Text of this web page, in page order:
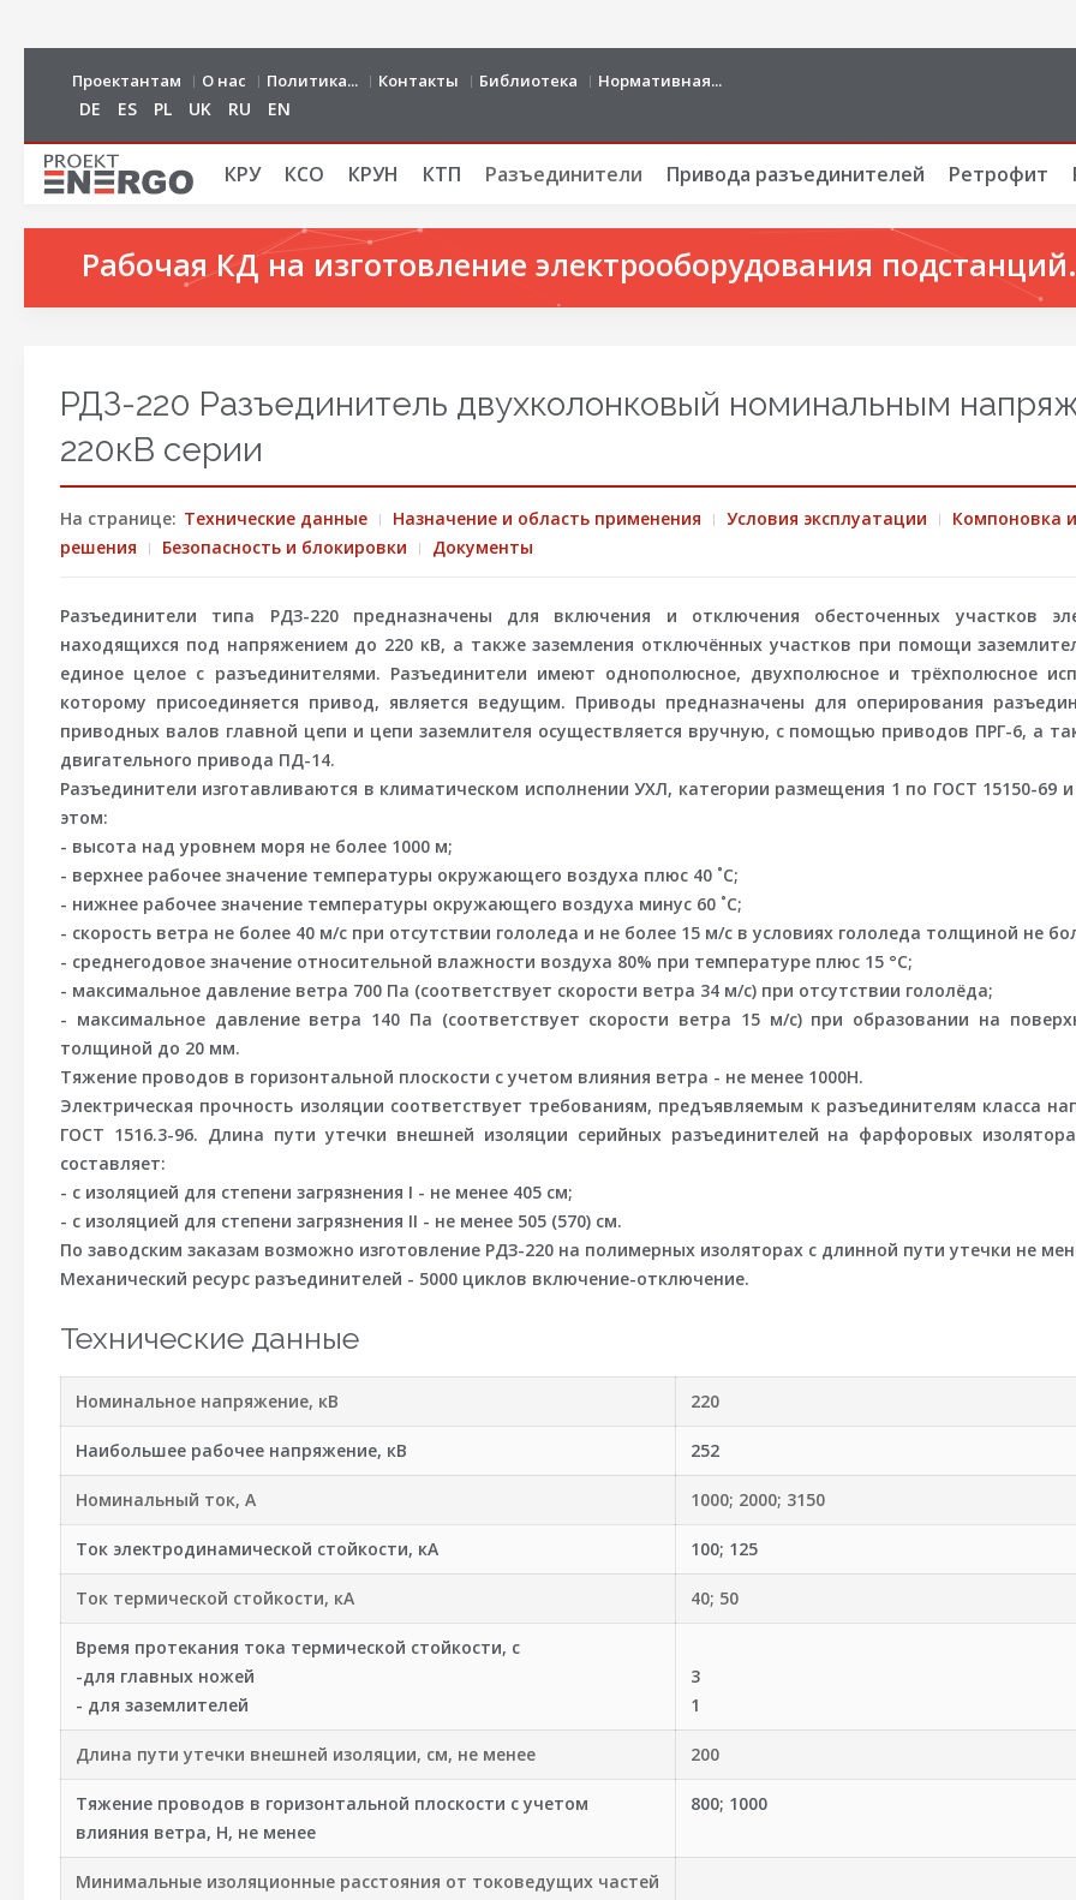
Проектантам О нас Политика... Контакты Библиотека Нормативная...
DE ES PL UK RU EN
КРУ КСО КРУН КТП Разъединители Привода разъединителей Ретрофит
Рабочая КД на изготовление электрооборудования
РДЗ-220 Разъединитель двухколонковый номинальным
220кВ серии
На странице: Технические данные Назначение и область применения Условия эксплуатации
Компоновка
решения
Безопасность и блокировки Документы
Разъединители типа РДЗ-220 предназначены для включения и отключения обесточенных участков
находящихся под напряжением до 220 кВ, а также заземления отключённых участков при помощи
единое целое с разъединителями. Разъединители имеют однополюсное, двухполюсное и трёхполюсное
которому присоединяется привод, является ведущим. Приводы предназначены для оперирования
приводных валов главной цепи и цепи заземлителя осуществляется вручную, с помощью приводов ПРГ-6, а
двигательного привода ПД-14.
Разъединители изготавливаются в климатическом исполнении УХЛ, категории размещения 1 по ГОСТ 15150-69
этом:
- высота над уровнем моря не более 1000 м;
- верхнее рабочее значение температуры окружающего воздуха плюс 40 ˚С;
- нижнее рабочее значение температуры окружающего воздуха минус 60 ˚С;
- скорость ветра не более 40 м/с при отсутствии гололеда и не более 15 м/с в условиях гололеда толщиной не
- среднегодовое значение относительной влажности воздуха 80% при температуре плюс 15 °С;
- максимальное давление ветра 700 Па (соответствует скорости ветра 34 м/с) при отсутствии гололёда;
- максимальное давление ветра 140 Па (соответствует скорости ветра 15 м/с) при образовании на
толщиной до 20 мм.
Тяжение проводов в горизонтальной плоскости с учетом влияния ветра - не менее 1000H.
Электрическая прочность изоляции соответствует требованиям, предъявляемым к разъединителям класса
ГОСТ 1516.3-96. Длина пути утечки внешней изоляции серийных разъединителей на фарфоровых
составляет:
- с изоляцией для степени загрязнения I - не менее 405 cм;
- с изоляцией для степени загрязнения II - не менее 505 (570) cм.
По заводским заказам возможно изготовление РДЗ-220 на полимерных изоляторах с длинной пути утечки не
Механический ресурс разъединителей - 5000 циклов включение-отключение.
Технические данные
Номинальное напряжение, кВ 220
Наибольшее рабочее напряжение, кВ 252
Номинальный ток, А 1000; 2000; 3150
Ток электродинамической стойкости, кА 100; 125
Ток термической стойкости, кА 40; 50
Время протекания тока термической стойкости, с
-для главных ножей
- для заземлителей
3
1
Длина пути утечки внешней изоляции, см, не менее 200
Тяжение проводов в горизонтальной плоскости с учетом
влияния ветра, Н, не менее
800; 1000
Минимальные изоляционные расстояния от токоведущих частей